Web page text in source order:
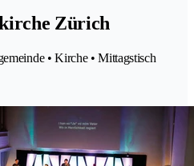
Zürich
• Kirche • Mittagstisch